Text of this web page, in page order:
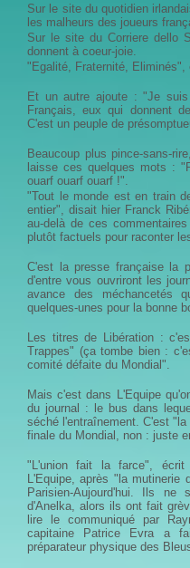
Sur le site du quotidien
les malheurs des joueurs
Sur le site du Corriere dello
donnent à coeur-joie.
"Egalité, Fraternité, Eliminés",
Et un autre ajoute : "Je
Français, eux qui donnent
C'est un peuple de
Beaucoup plus pince-sans-
laisse ces quelques mots :
ouarf ouarf ouarf !".
"Tout le monde est en train
entier", disait hier Franck
au-delà de ces
plutôt factuels pour raconter
C'est la presse française la
d'entre vous ouvriront les
avance des méchancetés
quelques-unes pour la bonne
Les titres de Libération :
Trappes" (ça tombe bien :
comité défaite du Mondial".
Mais c'est dans L'Equipe
du journal : le bus dans
séché l'entraînement. C'est
finale du Mondial, non : juste
"L'union fait la farce", écrit
L'Equipe, après "la
Parisien-Aujourd'hui. Ils
d'Anelka, alors ils ont fait
lire le communiqué par
capitaine Patrice Evra a
préparateur physique des